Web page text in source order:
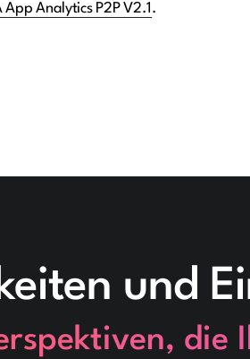
App Analytics P2P V2.1 .
und
die